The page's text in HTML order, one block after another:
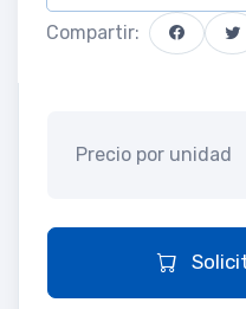
Compartir:
Precio por unidad